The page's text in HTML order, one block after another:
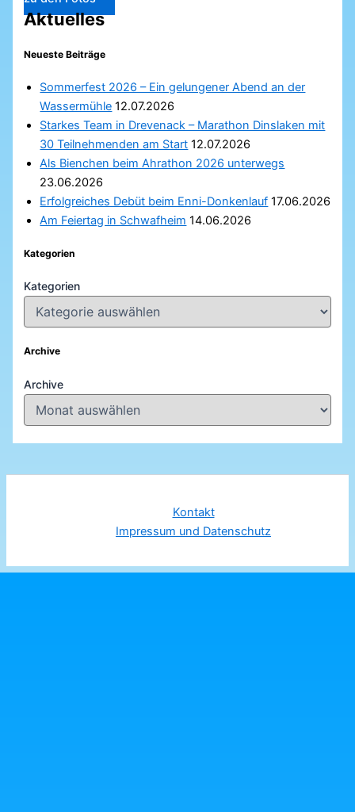
Aktuelles
Neueste Beiträge
Sommerfest 2026 – Ein gelungener Abend an der
Wassermühle 12.07.2026
Starkes Team in Drevenack – Marathon Dinslaken mit
30 Teilnehmenden am Start 12.07.2026
Als Bienchen beim Ahrathon 2026 unterwegs
23.06.2026
Erfolgreiches Debüt beim Enni-Donkenlauf 17.06.2026
Am Feiertag in Schwafheim 14.06.2026
Kategorien
Kategorien
Archive
Archive
Kontakt
Impressum und Datenschutz